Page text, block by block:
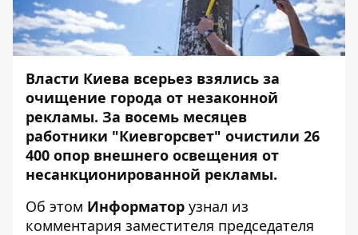
Власти Киева всерьез взялись за
очищение города от незаконной
рекламы. За восемь месяцев
работники "Киевгорсвет" очистили 26
400 опор внешнего освещения от
несанкционированной рекламы.
Об этом Информатор узнал из
комментария заместителя председателя